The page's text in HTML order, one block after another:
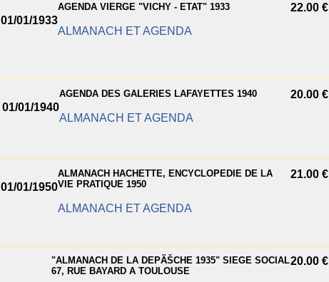
01/01/1933
AGENDA VIERGE "VICHY - ETAT" 1933
ALMANACH ET AGENDA
22.00 €
01/01/1940
AGENDA DES GALERIES LAFAYETTES 1940
ALMANACH ET AGENDA
20.00 €
01/01/1950
ALMANACH HACHETTE, ENCYCLOPEDIE DE LA
VIE PRATIQUE 1950
ALMANACH ET AGENDA
21.00 €
"ALMANACH DE LA DEPÃŠCHE 1935" SIEGE SOCIAL
67, RUE BAYARD A TOULOUSE
20.00 €